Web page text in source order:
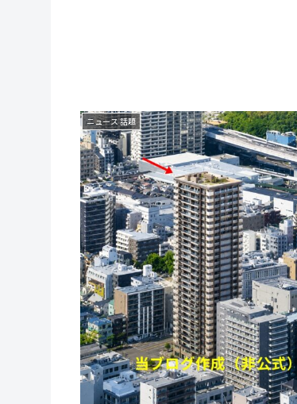
ニュース 話題